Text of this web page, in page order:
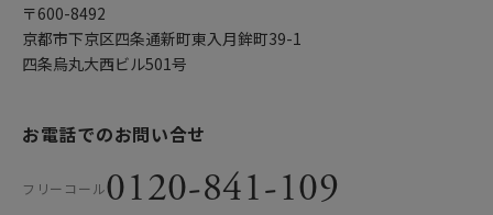
〒600-8492
京都市下京区四条通新町東入月鉾町39-1
四条烏丸大西ビル501号
お電話でのお問い合せ
フリーコール0120-841-109